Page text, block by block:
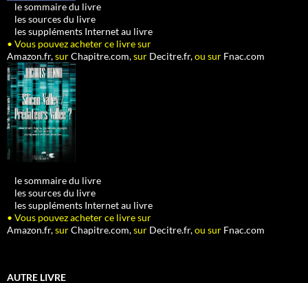
le sommaire du livre
les sources du livre
les suppléments Internet au livre
• Vous pouvez acheter ce livre sur
Amazon.fr,surChapitre.com,sur Decitre.fr,ou sur Fnac.com
le sommaire du livre
les sources du livre
les suppléments Internet au livre
• Vous pouvez acheter ce livre sur
Amazon.fr,surChapitre.com,sur Decitre.fr,ou sur Fnac.com
AUTRE LIVRE